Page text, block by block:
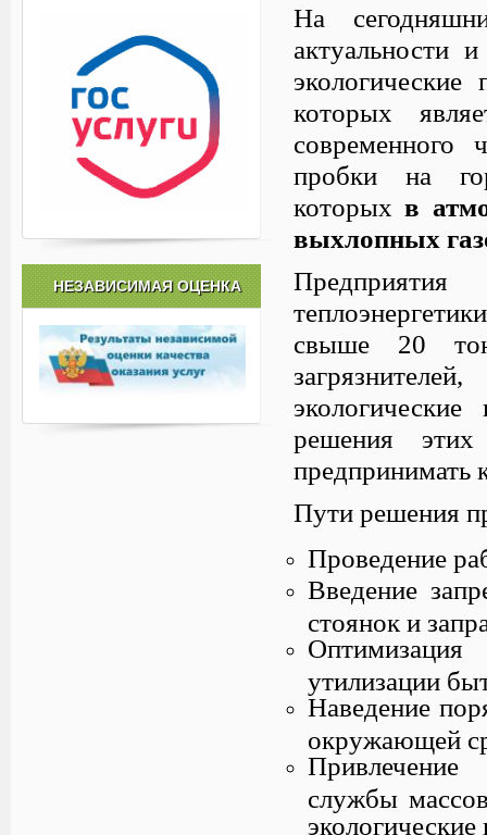
На
актуальности
которых
современного
пробки на
которыхв
выхлопных
свыше 20
решения этих
предпринимать
Пути решения
Проведение
Введение
стоянок и
утилизации
Наведение
окружающей
службы
НЕЗАВИСИМАЯ ОЦЕНКА